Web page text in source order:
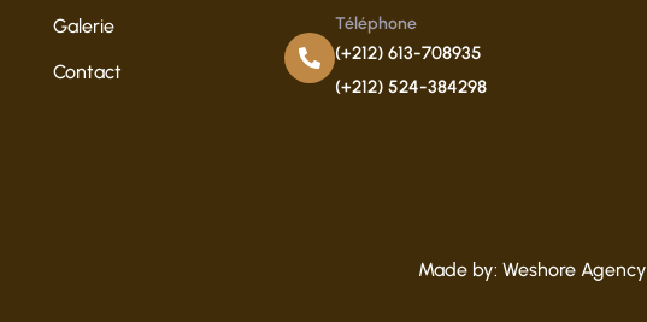
Galerie
Contact
Téléphone
(+212) 613-708935
(+212) 524-384298
Made by: Weshore Agency